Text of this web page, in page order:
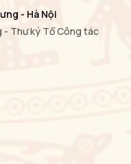
- Hà Nội
- Thư ký Tổ Công tác